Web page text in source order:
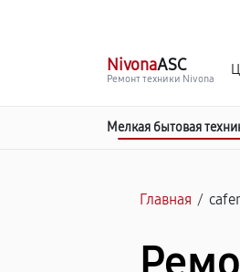
NivonaASC
Ремонт техники Nivona
Мелкая бытовая
Главная /